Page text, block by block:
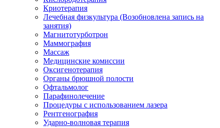
Криотерапия
Лечебная физкультура (Возобновлена запись на
занятия)
Магнитотурботрон
Маммография
Массаж
Медицинские комиссии
Оксигенотерапия
Органы брюшной полости
Офтальмолог
Парафинолечение
Процедуры с использованием лазера
Рентгенография
Ударно-волновая терапия